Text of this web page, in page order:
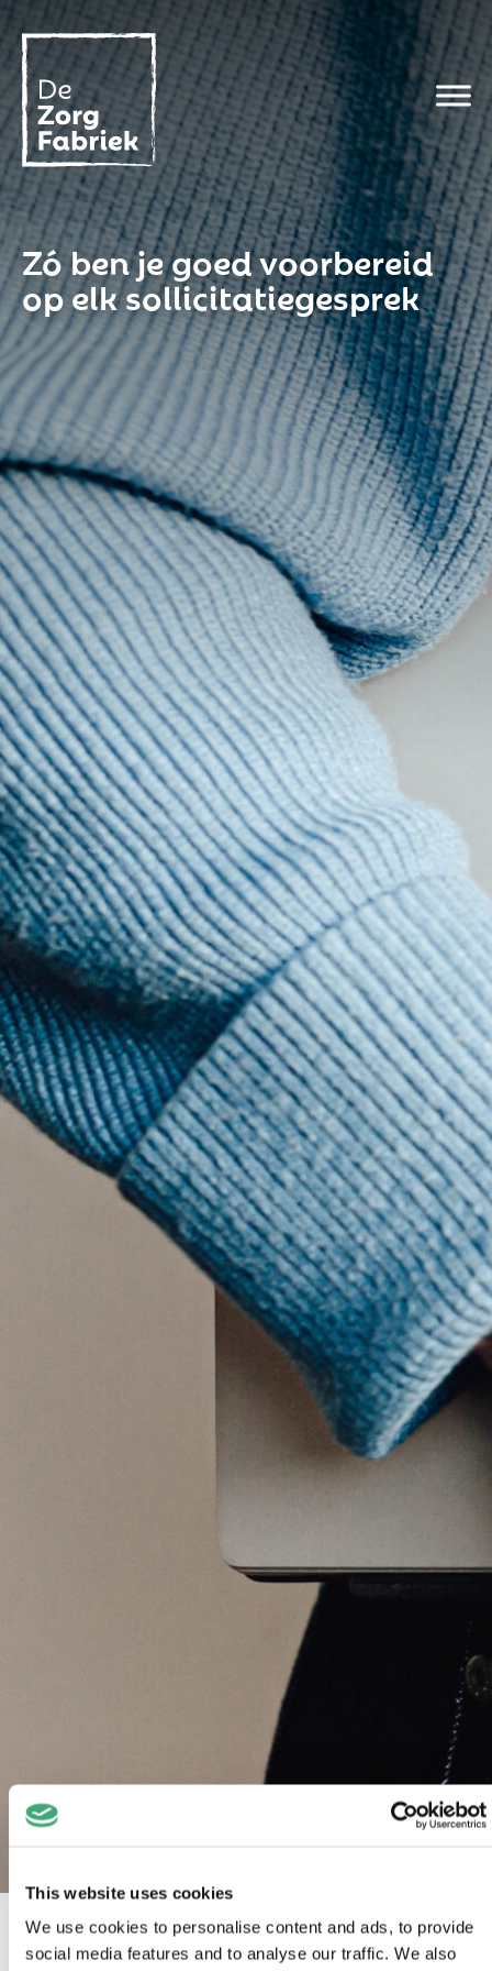
This website uses cookies
We use cookies to personalise content and ads, to provide
social media features and to analyse our traffic. We also
Zó ben je goed voorbereid
op elk sollicitatiegesprek
Een sollicitatiegesprek kan spannend zijn, maar met